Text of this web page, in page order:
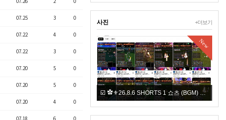
07.25 3 0
07.22 4 0
07.22 3 0
07.20 5 0
07.20 5 0
07.20 4 0
07.18 6 0
+더보기
사진
New
☑️ ✿⚜26.8.6 SHORTS 1 쇼츠 (BGM) ⚜✿